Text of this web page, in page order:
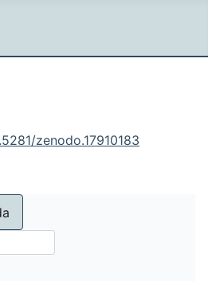
zenodo.17910183